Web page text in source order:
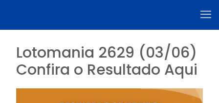
Lotomania 2629 (03/06)
Confira o Resultado Aqui